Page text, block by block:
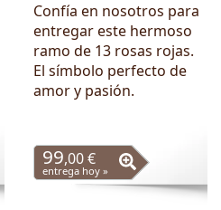
Confía en nosotros para
entregar este hermoso
ramo de 13 rosas rojas.
El símbolo perfecto de
amor y pasión.
99,00 €
entrega hoy »